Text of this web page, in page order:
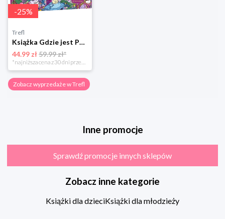
-25%
Trefl
Książka Gdzie jest Pan Wonka?
44.99 zł59.99 zł*
*najniższa cena z 30 dni przed obniżką
Zobacz wyprzedaże w Trefl
Inne promocje
Sprawdź promocje innych sklepów
Zobacz inne kategorie
Książki dla dzieciKsiążki dla młodzieży